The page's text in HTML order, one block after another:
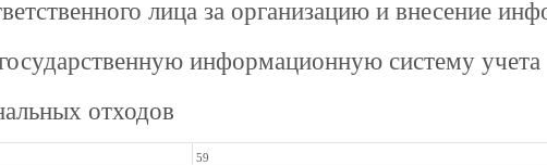
лица за организацию и внесение
информационную систему учета
отходов
59